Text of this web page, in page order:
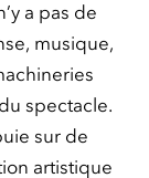
a pas de
musique,
spectacle.
sur de
artistique